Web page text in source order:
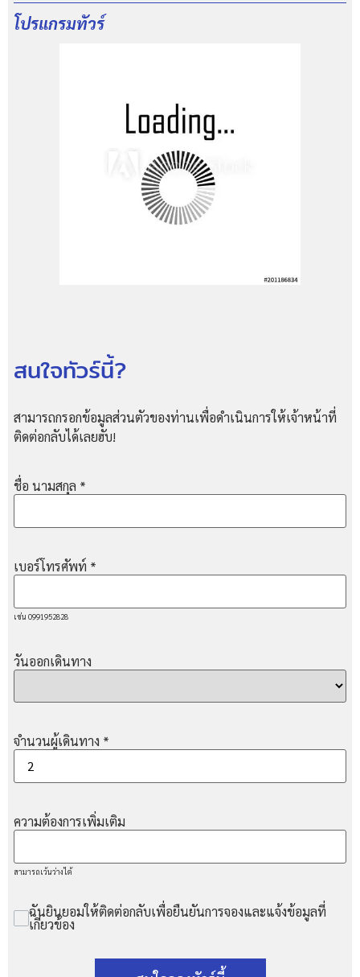
โปรแกรมทัวร์
สนใจทัวร์นี้?
สามารถกรอกข้อมูลส่วนตัวของท่านเพื่อดำเนินการให้เจ้าหน้าที่
ติดต่อกลับได้เลยฮับ!
ชื่อ นามสกุล *
เบอร์โทรศัพท์ *
เช่น 0991952828
วันออกเดินทาง
จำนวนผู้เดินทาง *
ความต้องการเพิ่มเติม
สามารถเว้นว่างได้
ฉันยินยอมให้ติดต่อกลับเพื่อยืนยันการจองและแจ้งข้อมูลที่
เกี่ยวข้อง